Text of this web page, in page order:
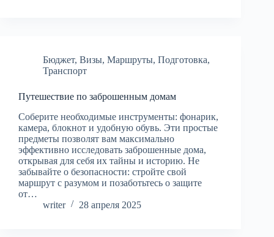
Бюджет, Визы, Маршруты, Подготовка,
Транспорт
Путешествие по заброшенным домам
Соберите необходимые инструменты: фонарик,
камера, блокнот и удобную обувь. Эти простые
предметы позволят вам максимально
эффективно исследовать заброшенные дома,
открывая для себя их тайны и историю. Не
забывайте о безопасности: стройте свой
маршрут с разумом и позаботьтесь о защите
от…
writer
28 апреля 2025